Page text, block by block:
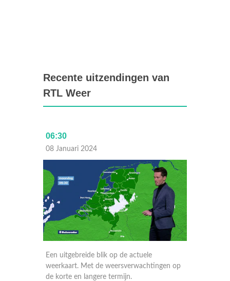
Recente uitzendingen van
RTL Weer
06:30
08 Januari 2024
Een uitgebreide blik op de actuele
weerkaart. Met de weersverwachtingen op
de korte en langere termijn.